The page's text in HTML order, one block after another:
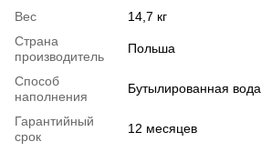
Вес
14,7 кг
Страна
производитель
Польша
Способ
наполнения
Бутылированная вода
Гарантийный
срок
12 месяцев